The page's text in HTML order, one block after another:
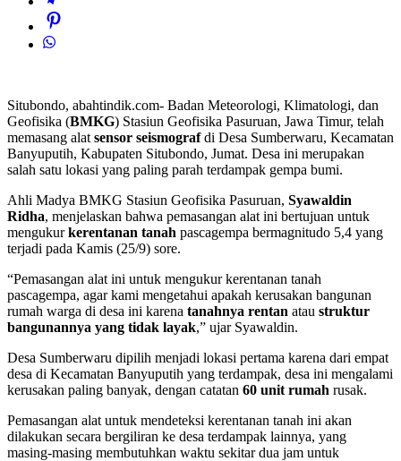
Situbondo, abahtindik.com- Badan Meteorologi, Klimatologi, dan
Geofisika (BMKG) Stasiun Geofisika Pasuruan, Jawa Timur, telah
memasang alat sensor seismografdi Desa Sumberwaru, Kecamatan
Banyuputih, Kabupaten Situbondo, Jumat. Desa ini merupakan
salah satu lokasi yang paling parah terdampak gempa bumi.
Ahli Madya BMKG Stasiun Geofisika Pasuruan, Syawaldin
Ridha, menjelaskan bahwa pemasangan alat ini bertujuan untuk
mengukurkerentanan tanah pascagempa bermagnitudo 5,4 yang
terjadi pada Kamis (25/9) sore.
“Pemasangan alat ini untuk mengukur kerentanan tanah
pascagempa, agar kami mengetahui apakah kerusakan bangunan
rumah warga di desa ini karena tanahnya rentan atau struktur
bangunannya yang tidak layak,” ujar Syawaldin.
Desa Sumberwaru dipilih menjadi lokasi pertama karena dari empat
desa di Kecamatan Banyuputih yang terdampak, desa ini mengalami
kerusakan paling banyak, dengan catatan 60 unit rumah rusak.
Pemasangan alat untuk mendeteksi kerentanan tanah ini akan
dilakukan secara bergiliran ke desa terdampak lainnya, yang
masing-masing membutuhkan waktu sekitar dua jam untuk